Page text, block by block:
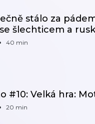
stálo za
šlechticem a
40 min
#10: Velká hra:
20 min